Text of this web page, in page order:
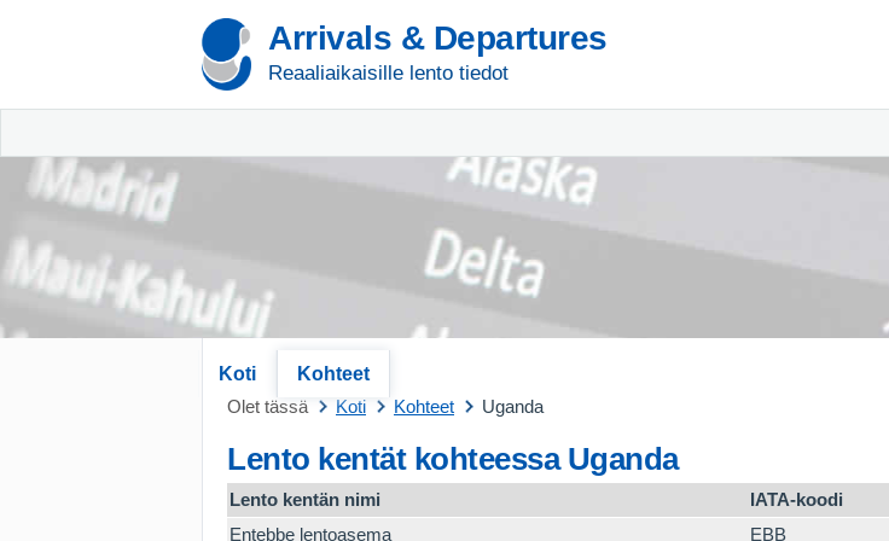
Arrivals & Departures
Reaaliaikaisille lento tiedot
Koti
Kohteet
Olet tässä
Koti Kohteet Uganda
Lento kentät kohteessa Uganda
Lento kentän nimi IATA-koodi
Entebbe lentoasema
EBB